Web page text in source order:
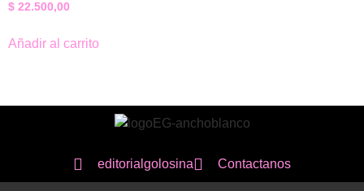
$ 22.500,00
Añadir al carrito
editorialgolosina Contactanos